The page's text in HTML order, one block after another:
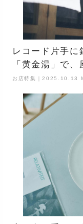
レコード片手に
「黄金湯」で
お店特集｜2025.10.13